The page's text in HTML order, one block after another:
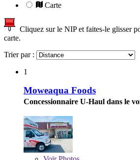
Carte
Cliquez sur le NIP et faites-le glisser
carte.
Trier par :
1
Moweaqua Foods
Concessionnaire U-Haul dans le